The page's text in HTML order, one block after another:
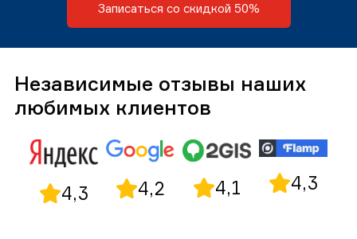
Записаться со скидкой 50%
Независимые отзывы наших
любимых клиентов
4,3 4,2 4,1 4,3